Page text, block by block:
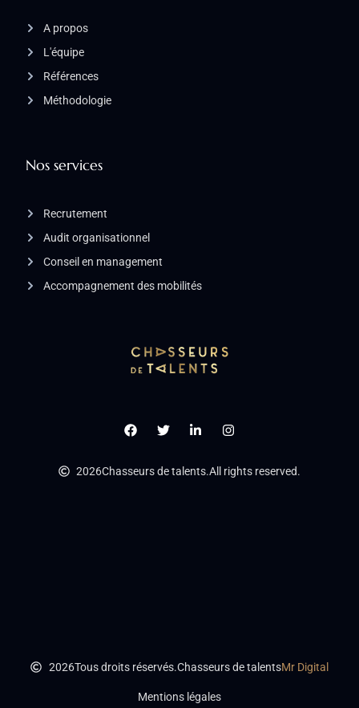
2026Chasseurs de talents.All rights reserved.
Nos services
Recrutement
Audit organisationnel
Conseil en management
Accompagnement des mobilités
A propos
L'équipe
Références
Méthodologie
2026Tous droits réservés.Chasseurs de talentsMr Digital
Mentions légales